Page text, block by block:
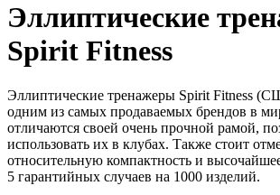
Эллиптические
Spirit Fitness
Эллиптические тренажеры Spirit Fitness
одним из самых продаваемых брендов в
отличаются своей очень прочной рамой,
использовать их в клубах. Также стоит
относительную компактность и
5 гарантийных случаев на 1000 изделий.